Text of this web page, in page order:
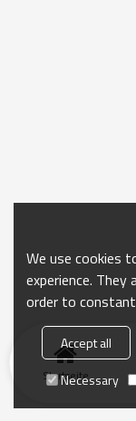
Startseite
We use cookies
experience. They
order to
Accept all
Necessary